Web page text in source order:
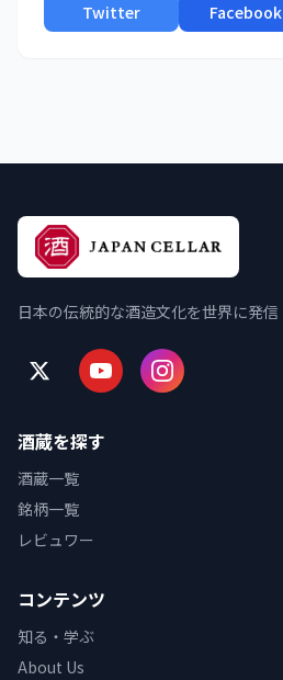
Twitter Facebook
日本の伝統的な酒造文化を世界に発信
酒蔵を探す
酒蔵一覧
銘柄一覧
レビュワー
コンテンツ
知る・学ぶ
About Us